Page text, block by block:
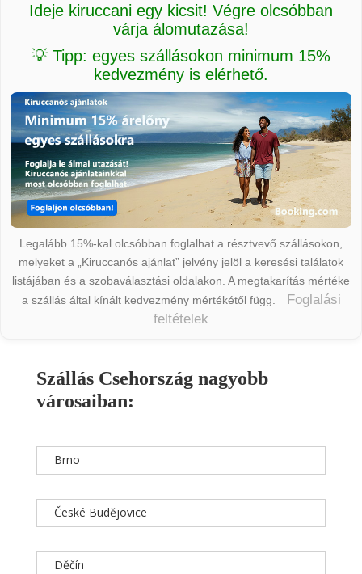
Ideje kiruccani egy kicsit! Végre olcsóbban
várja álomutazása!
💡 Tipp: egyes szállásokon minimum 15%
kedvezmény is elérhető.
Legalább 15%-kal olcsóbban foglalhat a résztvevő szállásokon,
melyeket a „Kiruccanós ajánlat” jelvény jelöl a keresési találatok
listájában és a szobaválasztási oldalakon. A megtakarítás mértéke
a szállás által kínált kedvezmény mértékétől függ.
Foglalási
feltételek
Szállás Csehország nagyobb
városaiban:
Brno
České Budějovice
Děčín